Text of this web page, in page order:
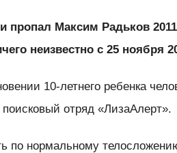
пропал Максим Радьков
неизвестно с 25 ноября
10-летнего ребенка
отряд «ЛизаАлерт».
по нормальному